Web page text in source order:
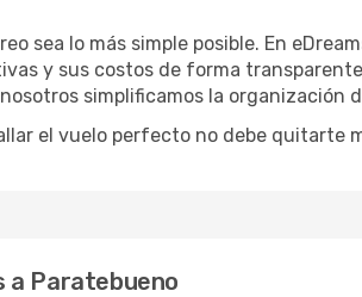
sea lo más simple posible. En
y sus costos de forma
simplificamos la organización
el vuelo perfecto no debe quitarte
a Paratebueno